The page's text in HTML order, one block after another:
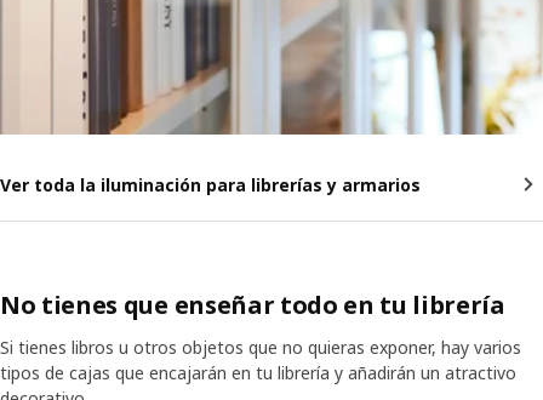
Ver toda la iluminación para librerías y armarios
No tienes que enseñar todo en tu librería
Si tienes libros u otros objetos que no quieras exponer, hay varios
tipos de cajas que encajarán en tu librería y añadirán un atractivo